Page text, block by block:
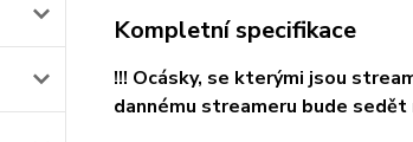
Kompletní specifikace
!!! Ocásky, se kterými jsou
dannému streameru bude sedět